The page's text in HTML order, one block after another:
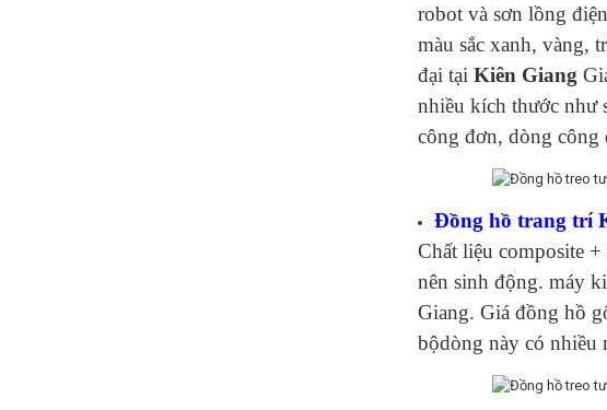
robot và sơn lồng
màu sắc xanh, vàng,
đại tại Kiên Giang
nhiều kích thước như
công đơn, dòng công
Đồng hồ trang trí
Chất liệu composite
nên sinh động. máy
Giang. Giá đồng hồ
bộdòng này có nhiều